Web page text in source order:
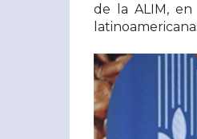
de la ALIM,